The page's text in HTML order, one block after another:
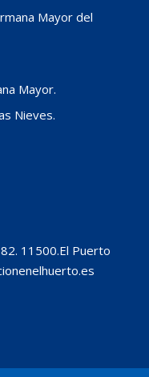
Mayor del
Mayor.
Nieves.
11500.El Puerto